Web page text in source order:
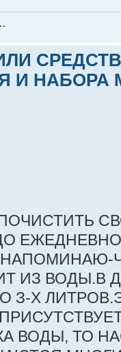
И НАБОРА
ИЗ ВОДЫ.В
З-Х
ВОДЫ, ТО